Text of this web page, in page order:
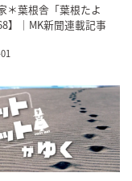
＊葉根舎「葉根たよ
】｜MK新聞連載記事